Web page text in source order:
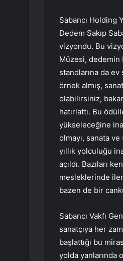
Sabancı Holding
Dedem Sakıp
vizyondu. Bu
Müzesi, dedemin
standlarına da
örnek almış,
olabilirsiniz,
hatırlattı. Bu
yükseleceğine
olmayı, sanata
yıllık yolculuğu
açıldı. Bazıları
mesleklerinde
bazen de bir
Sabancı Vakfı
sanatçıya her
başlattığı bu
yolda yanlarında